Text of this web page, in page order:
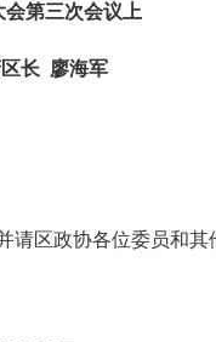
会第三次会议上
长 廖海军
区政协各位委员和其